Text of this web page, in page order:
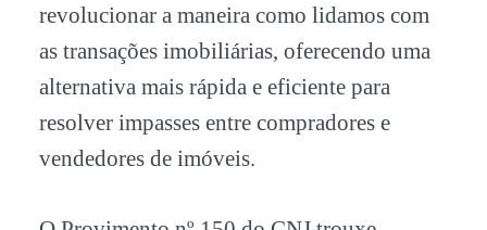
revolucionar a maneira como lidamos com
as transações imobiliárias, oferecendo uma
alternativa mais rápida e eficiente para
resolver impasses entre compradores e
vendedores de imóveis.